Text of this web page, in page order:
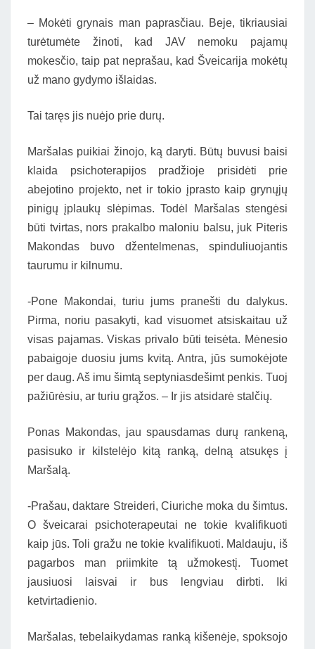
– Mokėti grynais man paprasčiau. Beje, tikriausiai
turėtumėte žinoti, kad JAV nemoku pajamų
mokesčio, taip pat neprašau, kad Šveicarija mokėtų
už mano gydymo išlaidas.
Tai taręs jis nuėjo prie durų.
Maršalas puikiai žinojo, ką daryti. Būtų buvusi baisi
klaida psichoterapijos pradžioje prisidėti prie
abejotino projekto, net ir tokio įprasto kaip grynųjų
pinigų įplaukų slėpimas. Todėl Maršalas stengėsi
būti tvirtas, nors prakalbo maloniu balsu, juk Piteris
Makondas buvo džentelmenas, spinduliuojantis
taurumu ir kilnumu.
-Pone Makondai, turiu jums pranešti du dalykus.
Pirma, noriu pasakyti, kad visuomet atsiskaitau už
visas pajamas. Viskas privalo būti teisėta. Mėnesio
pabaigoje duosiu jums kvitą. Antra, jūs sumokėjote
per daug. Aš imu šimtą septyniasdešimt penkis. Tuoj
pažiūrėsiu, ar turiu grąžos. – Ir jis atsidarė stalčių.
Ponas Makondas, jau spausdamas durų rankeną,
pasisuko ir kilstelėjo kitą ranką, delną atsukęs į
Maršalą.
-Prašau, daktare Streideri, Ciuriche moka du šimtus.
O šveicarai psichoterapeutai ne tokie kvalifikuoti
kaip jūs. Toli gražu ne tokie kvalifikuoti. Maldauju, iš
pagarbos man priimkite tą užmokestį. Tuomet
jausiuosi laisvai ir bus lengviau dirbti. Iki
ketvirtadienio.
Maršalas, tebelaikydamas ranką kišenėje, spoksojo